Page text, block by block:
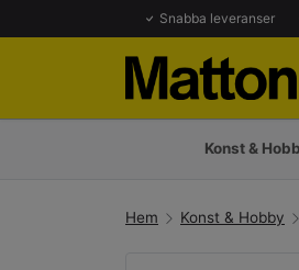
Snabba leveranser
Konst &
Hem Konst & Hobby